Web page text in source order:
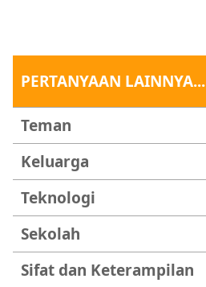
PERTANYAAN LAINNYA...
Teman
Keluarga
Teknologi
Sekolah
Sifat dan Keterampilan